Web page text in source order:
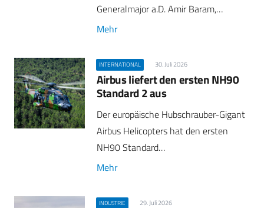
Generalmajor a.D. Amir Baram,…
Mehr
INTERNATIONAL 30. Juli 2026
Airbus liefert den ersten NH90
Standard 2 aus
Der europäische Hubschrauber-Gigant
Airbus Helicopters hat den ersten
NH90 Standard…
Mehr
INDUSTRIE 29. Juli 2026